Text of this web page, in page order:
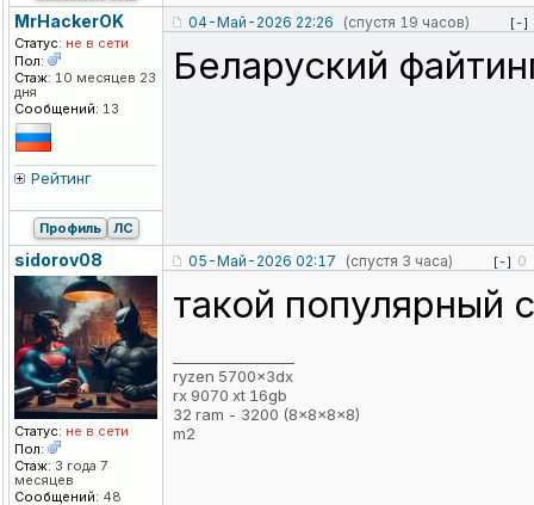
MrHackerOK
Статус: не в сети
Пол:
Стаж: 10 месяцев 23
дня
Сообщений: 13
Рейтинг
04-Май-2026 22:26 (спустя 19 часов) [-]
Беларуский
Профиль ЛС
sidorov08
Статус: не в сети
Пол:
Стаж: 3 года 7
месяцев
Сообщений: 48
05-Май-2026 02:17 (спустя 3 часа) [-] 0
такой популярный
ryzen 5700x3dx
rx 9070 xt 16gb
32 ram - 3200 (8x8x8x8)
m2